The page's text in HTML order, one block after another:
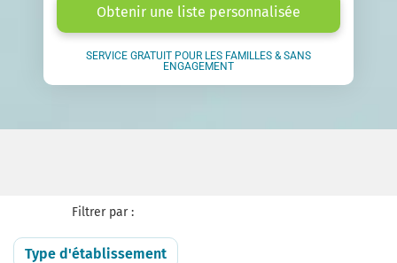
Obtenir une liste personnalisée
SERVICE GRATUIT POUR LES FAMILLES & SANS
ENGAGEMENT
Filtrer par :
Type d'établissement